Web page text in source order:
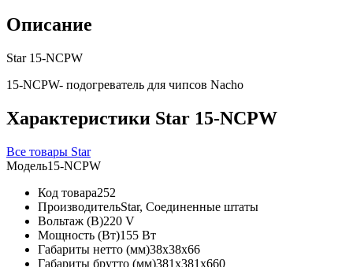
Описание
Star 15-NCPW
15-NCPW- подогреватель для чипсов Nacho
Характеристики Star 15-NCPW
Все товары Star
Модель15-NCPW
Код товара252
ПроизводительStar, Соединенные штаты
Вольтаж (В)220 V
Мощность (Вт)155 Вт
Габариты нетто (мм)38x38x66
Габариты брутто (мм)381x381x660